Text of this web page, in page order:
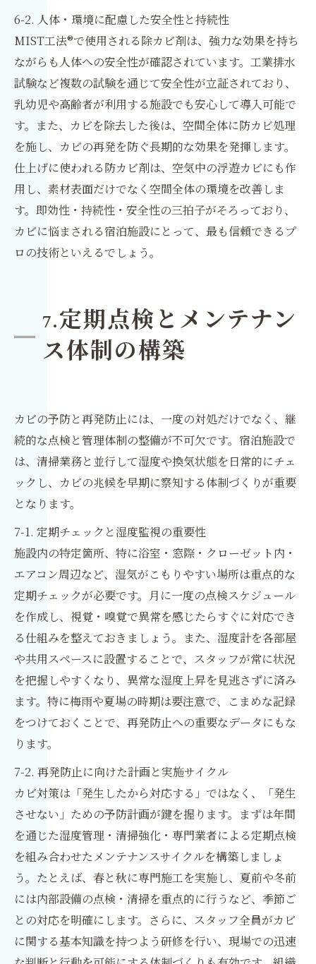
6-2. 人体・環境に配慮した安全性と持続性
MIST工法®で使用される除カビ剤は、強力な効果を持ち
ながらも人体への安全性が確認されています。工業排水
試験など複数の試験を通じて安全性が立証されており、
乳幼児や高齢者が利用する施設でも安心して導入可能で
す。また、カビを除去した後は、空間全体に防カビ処理
を施し、カビの再発を防ぐ長期的な効果を発揮します。
仕上げに使われる防カビ剤は、空気中の浮遊カビにも作
用し、素材表面だけでなく空間全体の環境を改善しま
す。即効性・持続性・安全性の三拍子がそろっており、
カビに悩まされる宿泊施設にとって、最も信頼できるプ
ロの技術といえるでしょう。
7.定期点検とメンテナン
ス体制の構築
カビの予防と再発防止には、一度の対処だけでなく、継
続的な点検と管理体制の整備が不可欠です。宿泊施設で
は、清掃業務と並行して湿度や換気状態を日常的にチェ
ックし、カビの兆候を早期に察知する体制づくりが重要
となります。
7-1. 定期チェックと湿度監視の重要性
施設内の特定箇所、特に浴室・窓際・クローゼット内・
エアコン周辺など、湿気がこもりやすい場所は重点的な
定期チェックが必要です。月に一度の点検スケジュール
を作成し、視覚・嗅覚で異常を感じたらすぐに対応でき
る仕組みを整えておきましょう。また、湿度計を各部屋
や共用スペースに設置することで、スタッフが常に状況
を把握しやすくなり、異常な湿度上昇を見逃さずに済み
ます。特に梅雨や夏場の時期は要注意で、こまめな記録
をつけておくことで、再発防止への重要なデータにもな
ります。
7-2. 再発防止に向けた計画と実施サイクル
カビ対策は「発生したから対応する」ではなく、「発生
させない」ための予防計画が鍵を握ります。まずは年間
を通じた湿度管理・清掃強化・専門業者による定期点検
を組み合わせたメンテナンスサイクルを構築しましょ
う。たとえば、春と秋に専門施工を実施し、夏前や冬前
には内部設備の点検・清掃を重点的に行うなど、季節ご
との対応を明確にします。さらに、スタッフ全員がカビ
に関する基本知識を持つよう研修を行い、現場での迅速